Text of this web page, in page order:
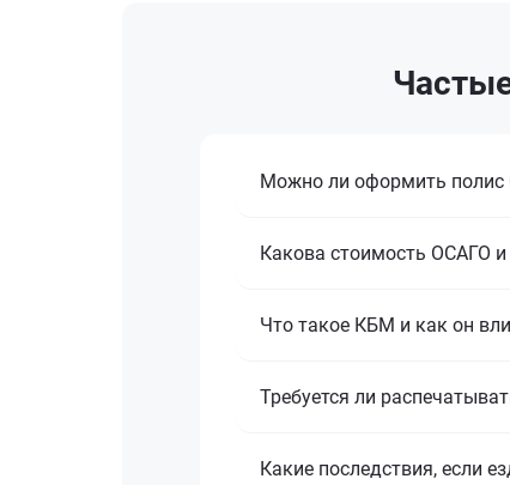
Можно ли оформить полис
Какова стоимость ОСАГО и
Что такое КБМ и как он
Требуется ли
Какие последствия, если